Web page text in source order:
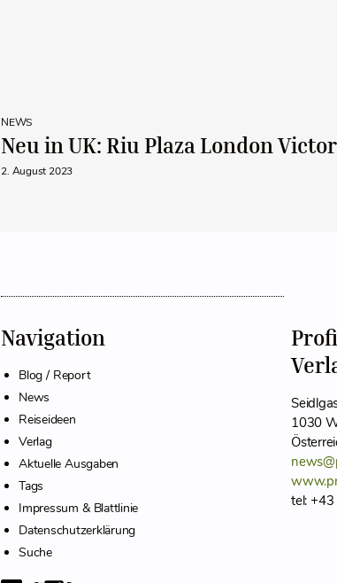
NEWS
Neu in UK: Riu Plaza London
2. August 2023
Navigation
Blog / Report
News
Reiseideen
Verlag
Aktuelle Ausgaben
Tags
Impressum & Blattlinie
Datenschutzerklärung
Suche
1030
tel: